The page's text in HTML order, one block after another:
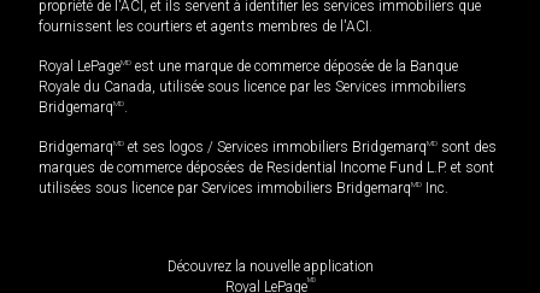
propriété de l'ACI, et ils servent à identifier les services immobiliers que
fournissent les courtiers et agents membres de l'ACI.
Royal LePageMD est une marque de commerce déposée de la Banque
Royale du Canada, utilisée sous licence par les Services immobiliers
BridgemarqMD.
BridgemarqMD et ses logos / Services immobiliers BridgemarqMD sont des
marques de commerce déposées de Residential Income Fund L.P. et sont
utilisées sous licence par Services immobiliers BridgemarqMD Inc.
Découvrez la nouvelle application
Royal LePageMD